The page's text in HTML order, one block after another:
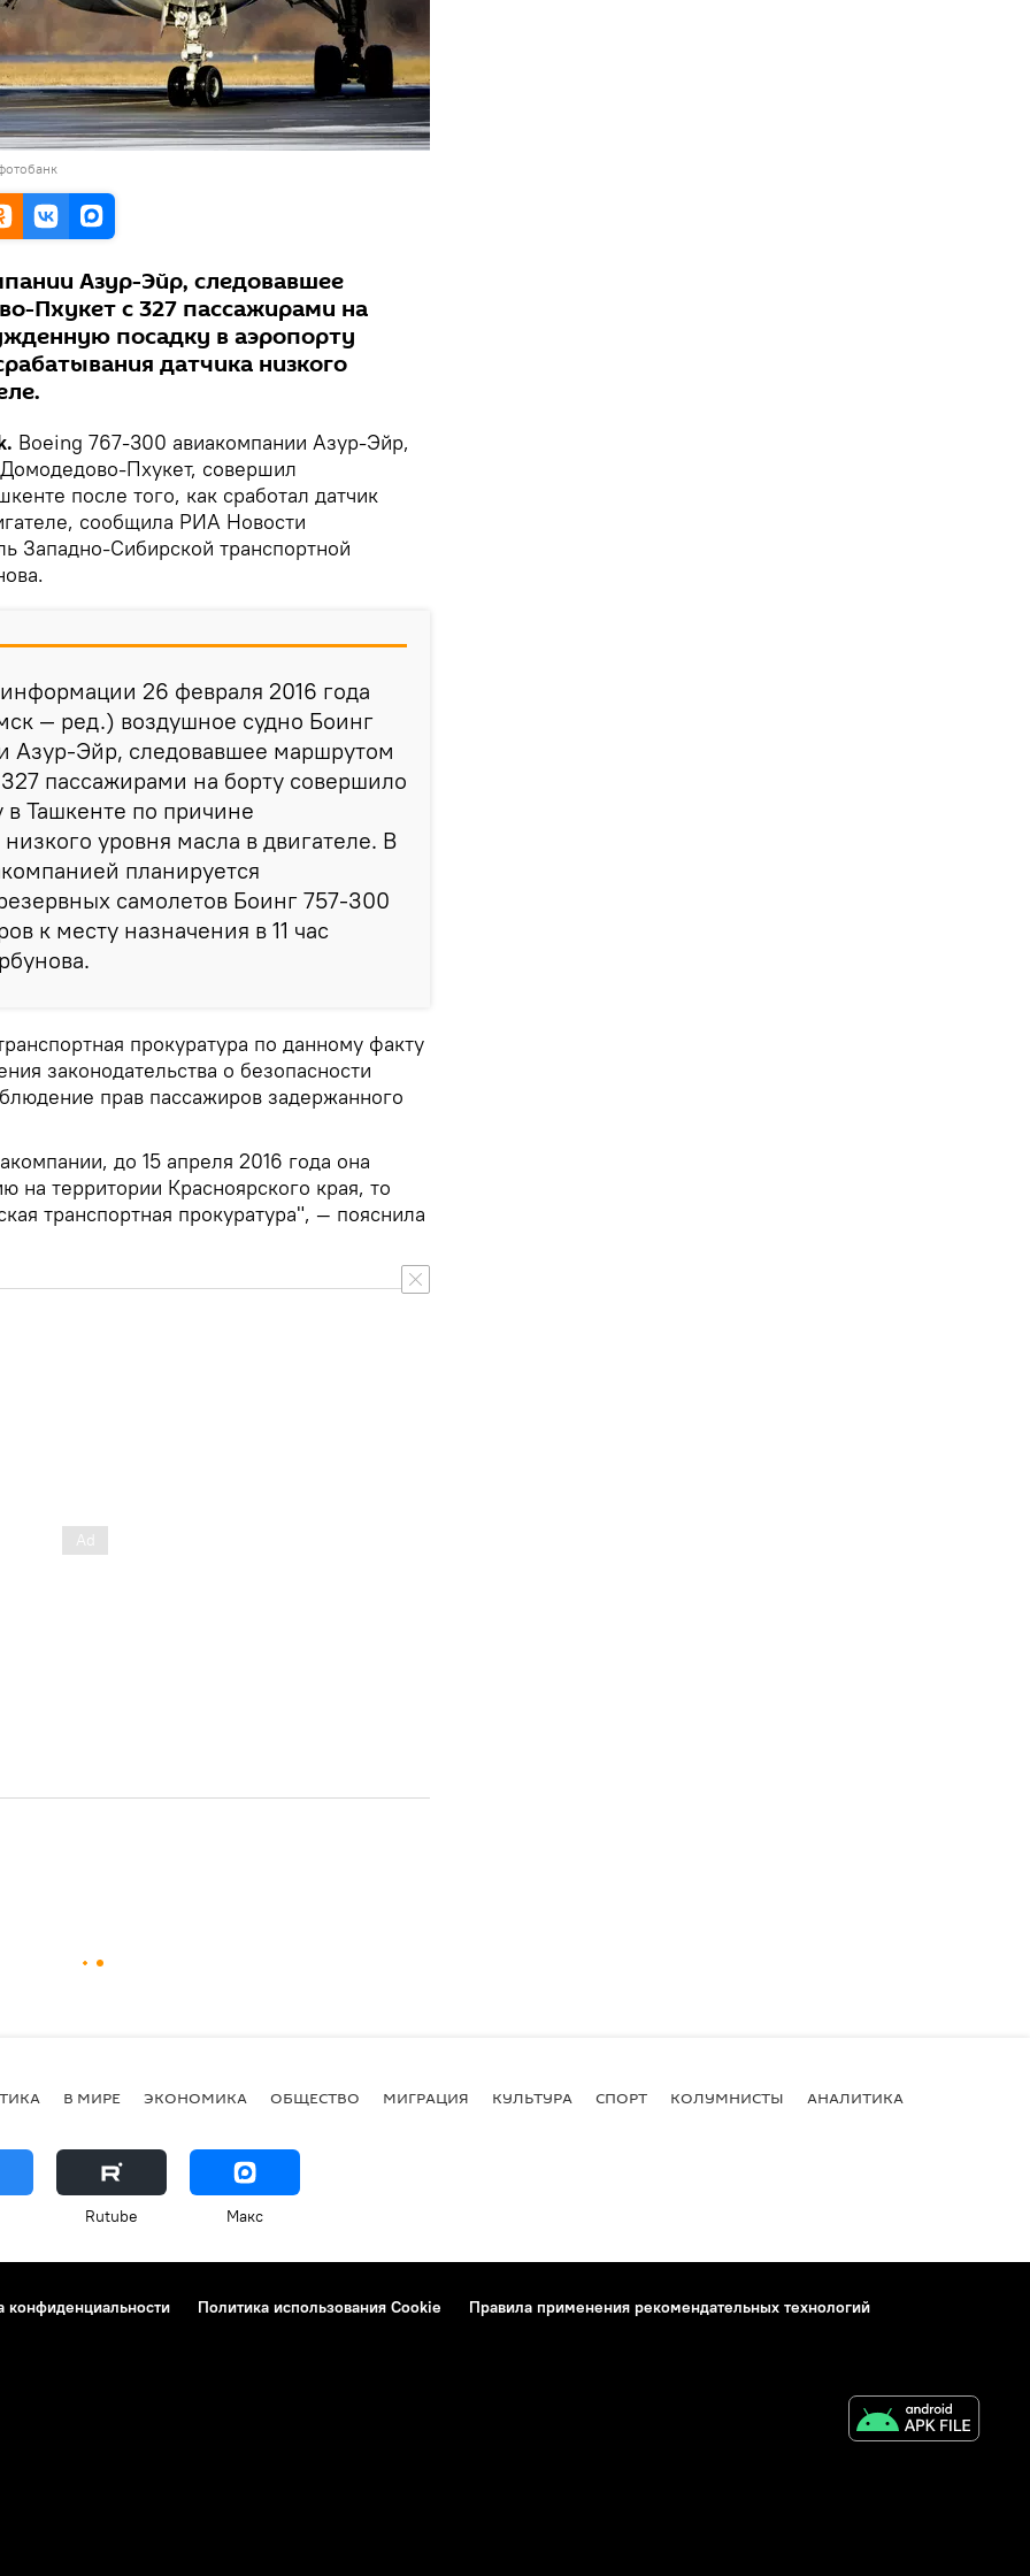
Азур-Эйр, следовавшее
Пхукет с 327 пассажирами на
посадку в аэропорту
датчика низкого
Boeing 767-300 авиакомпании Азур-Эйр,
Пхукет, совершил
после того, как сработал датчик
сообщила РИА Новости
Западно-Сибирской транспортной
26 февраля 2016 года
— ред.) воздушное судно Боинг
Азур-Эйр, следовавшее маршрутом
пассажирами на борту совершило
Ташкенте по причине
уровня масла в двигателе. В
планируется
самолетов Боинг 757-300
к месту назначения в 11 час
прокуратура по данному факту
законодательства о безопасности
прав пассажиров задержанного
до 15 апреля 2016 года она
на территории Красноярского края, то
транспортная прокуратура", — пояснила
В МИРЕ ЭКОНОМИКА ОБЩЕСТВО МИГРАЦИЯ КУЛЬТУРА СПОРТ КОЛУМНИСТЫ АНАЛИТИКА
Rutube Макс
конфиденциальности Политика использования Cookie
Правила применения рекомендательных технологий